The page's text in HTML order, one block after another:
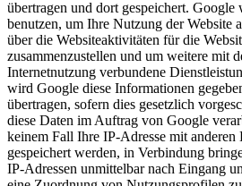
übertragen und dort gespeichert.
benutzen, um Ihre Nutzung der Website
über die Websiteaktivitäten für die
zusammenzustellen und um weitere mit
Internetnutzung verbundene
wird Google diese Informationen
übertragen, sofern dies gesetzlich
diese Daten im Auftrag von Google
keinem Fall Ihre IP-Adresse mit
gespeichert werden, in Verbindung
IP-Adressen unmittelbar nach Eingang